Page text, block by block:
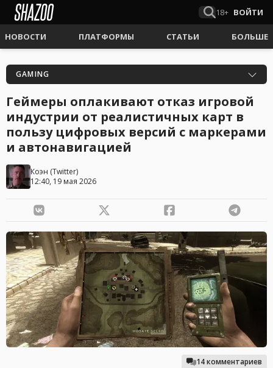
18+ ВОЙТИ
НОВОСТИ ПЛАТФОРМЫ СТАТЬИ БОЛЬШЕ
GAMING
Геймеры оплакивают отказ игровой
индустрии от реалистичных карт в
пользу цифровых версий с маркерами
и автонавигацией
Коэн (Twitter)
12:40, 19 мая 2026
14 комментариев